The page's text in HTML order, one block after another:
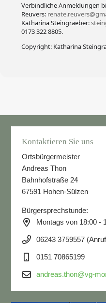
Verbindliche Anmeldungen
Reuvers:
Katharina Steingraeber:
0173 322 8805.
Copyright: Katharina
Kontaktieren Sie uns
Ortsbürgermeister
Andreas Thon
Bahnhofstraße 24
67591 Hohen-Sülzen
Bürgersprechstunde:
Montags von 18:00 -
06243 3759557
0151 70865199
andreas.thon@vg-